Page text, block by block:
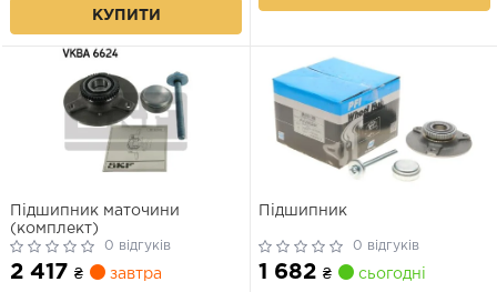
КУПИТИ
Підшипник маточини
(комплект)
0 відгуків
2 417 ₴ завтра
Підшипник
0 відгуків
1 682 ₴ сьогодні